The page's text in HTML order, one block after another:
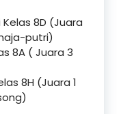
8D (Juara
putri)
8A ( Juara 3
8H (Juara 1